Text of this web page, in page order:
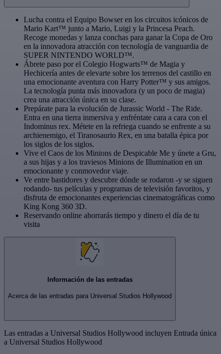
Lucha contra el Equipo Bowser en los circuitos icónicos de
Mario Kart™ junto a Mario, Luigi y la Princesa Peach.
Recoge monedas y lanza conchas para ganar la Copa de Oro
en la innovadora atracción con tecnología de vanguardia de
SUPER NINTENDO WORLD™.
Ábrete paso por el Colegio Hogwarts™ de Magia y
Hechicería antes de elevarte sobre los terrenos del castillo en
una emocionante aventura con Harry Potter™ y sus amigos.
La tecnología punta más innovadora (y un poco de magia)
crea una atracción única en su clase.
Prepárate para la evolución de Jurassic World - The Ride.
Entra en una tierra inmersiva y enfréntate cara a cara con el
Indominus rex. Métete en la refriega cuando se enfrente a su
archienemigo, el Tiranosaurio Rex, en una batalla épica por
los siglos de los siglos.
Vive el Caos de los Minions de Despicable Me y únete a Gru,
a sus hijas y a los traviesos Minions de Illumination en un
emocionante y conmovedor viaje.
Ve entre bastidores y descubre dónde se rodaron -y se siguen
rodando- tus películas y programas de televisión favoritos, y
disfruta de emocionantes experiencias cinematográficas como
King Kong 360 3D.
Reservando online ahorrarás tiempo y dinero el día de tu
visita
Información de las entradas
Acerca de las entradas para Universal Studios Hollywood
Las entradas a Universal Studios Hollywood incluyen Entrada única
a Universal Studios Hollywood